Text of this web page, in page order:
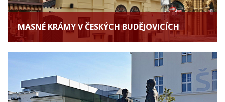
MASNÉ KRÁMY V ČESKÝCH BUDĚJOVICÍCH